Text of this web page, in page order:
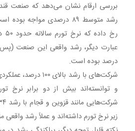
رشد متوسط ۸۹ درصدی مواجه
درصد بوده است.
شرکت‌های با رشد بالای
و توانسته‌اند بیش از دو برابر نرخ
زیر نرخ تورم داشته‌اند و عملاً رشد واقعی